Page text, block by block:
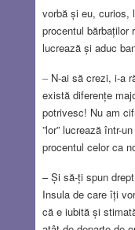
vorbă și eu, curios,
procentul bărbaților
lucrează și aduc
– N-ai să crezi, i-a
există diferențe
potrivesc! Nu am
”lor” lucrează într-
procentul celor ca
– Și să-ți spun
Insula de care îți
că e iubită și